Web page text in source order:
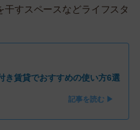
すスペースなどライフスタ
き賃貸でおすすめの使い方6選
記事を読む ▶